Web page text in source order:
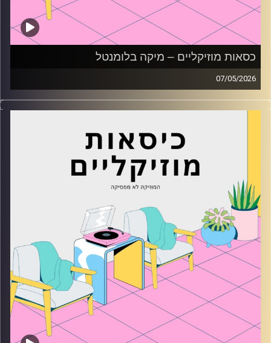
כסאות מוזיקליים – מיקה בלומנטל
07/05/2026
כסאות מוזיקליים עם מיקה בלומנטל